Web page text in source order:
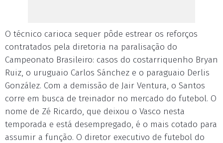
O técnico carioca sequer pôde estrear os reforços
contratados pela diretoria na paralisação do
Campeonato Brasileiro: casos do costarriquenho Bryan
Ruiz, o uruguaio Carlos Sánchez e o paraguaio Derlis
González. Com a demissão de Jair Ventura, o Santos
corre em busca de treinador no mercado do futebol. O
nome de Zé Ricardo, que deixou o Vasco nesta
temporada e está desempregado, é o mais cotado para
assumir a função. O diretor executivo de futebol do